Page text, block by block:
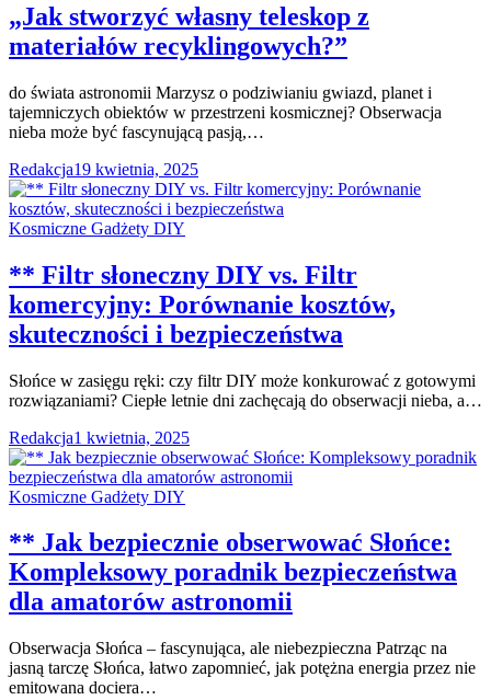
„Jak stworzyć własny teleskop z
materiałów recyklingowych?”
do świata astronomii Marzysz o podziwianiu gwiazd, planet i
tajemniczych obiektów w przestrzeni kosmicznej? Obserwacja
nieba może być fascynującą pasją,…
Redakcja19 kwietnia, 2025
Kosmiczne Gadżety DIY
** Filtr słoneczny DIY vs. Filtr
komercyjny: Porównanie kosztów,
skuteczności i bezpieczeństwa
Słońce w zasięgu ręki: czy filtr DIY może konkurować z gotowymi
rozwiązaniami? Ciepłe letnie dni zachęcają do obserwacji nieba, a…
Redakcja1 kwietnia, 2025
Kosmiczne Gadżety DIY
** Jak bezpiecznie obserwować Słońce:
Kompleksowy poradnik bezpieczeństwa
dla amatorów astronomii
Obserwacja Słońca – fascynująca, ale niebezpieczna Patrząc na
jasną tarczę Słońca, łatwo zapomnieć, jak potężna energia przez nie
emitowana dociera…